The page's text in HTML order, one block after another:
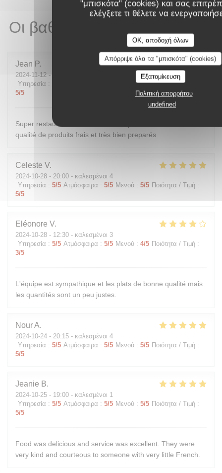
"μπισκότα" (cookies) και σας
ελέγξετε τι θέλετε να
OK, αποδοχή όλων
Απόρριψε όλα τα "μπισκότα" (cookies)
Εξατομίκευση
Πολιτική απορρήτου
undefined
Οι βαθμολογίες πελατών μας
Jean P
2024-11-12 - 12:00 - καλεσμένοι 1
Υπηρεσία : : 5/5 Ποιότητα / Τιμή
5/5
Super restaurant, accueil excellent, prix raisonnables, et
qualité de produits frais et très bien preparés
Celeste V
2024-10-28 - 20:00 - καλεσμένοι 4
Υπηρεσία : 5/5 Ατμόσφαιρα : 5/5 Μενού : 5/5 Ποιότητα / Τιμή :
5/5
Eléonore V
2024-10-28 - 12:30 - καλεσμένοι 3
Υπηρεσία : 5/5 Ατμόσφαιρα : 5/5 Μενού : 4/5 Ποιότητα / Τιμή :
3/5
L'équipe est sympathique et les plats de bonne qualité mais
les quantités sont un peu justes.
NourA
2024-10-24 - 20:15 - καλεσμένοι 4
Υπηρεσία : 5/5 Ατμόσφαιρα : 5/5 Μενού : 5/5 Ποιότητα / Τιμή :
5/5
Jeanie B
2024-10-25 - 19:00 - καλεσμένοι 1
Υπηρεσία : 5/5 Ατμόσφαιρα : 5/5 Μενού : 5/5 Ποιότητα / Τιμή :
5/5
Food was delicious and service was excellent. They were
very kind and courteous to someone with very little French.